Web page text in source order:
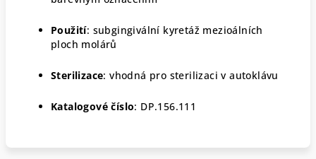
Použití: subgingivální kyretáž mezioálních
ploch molárů
Sterilizace: vhodná pro sterilizaci v autoklávu
Katalogové číslo: DP.156.111